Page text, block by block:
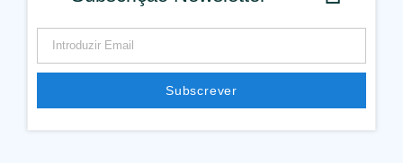
Subscrever